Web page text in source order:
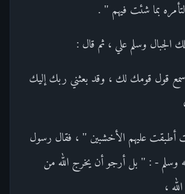
بما شئت فيهم " .
الجبال وسلم علي ، ثم قال :
سمع قول قومك لك ، وقد بعثني ربك إليك
أطبقت عليهم الأخشبين " ، فقال رسول
وسلم - : " بل أرجو أن يخرج الله من
،